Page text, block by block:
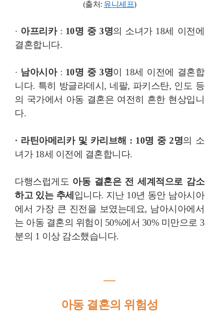
(출처: 유니세프)
· 아프리카: 10명 중 3명의 소녀가 18세 이전에
결혼합니다.
· 남아시아 : 10명 중 3명이 18세 이전에 결혼합
니다. 특히 방글라데시, 네팔, 파키스탄, 인도 등
의 국가에서 아동 결혼은 여전히 흔한 현상입니
다.
· 라틴아메리카 및 카리브해 : 10명 중 2명의 소
녀가 18세 이전에 결혼합니다.
다행스럽게도 아동 결혼은 전 세계적으로 감소
하고 있는 추세 입니다. 지난 10년 동안 남아시아
에서 가장 큰 진전을 보였는데요, 남아시아에서
는 아동 결혼의 위험이 50%에서 30% 미만으로 3
분의 1 이상 감소했습니다.
―
아동 결혼의 위험성